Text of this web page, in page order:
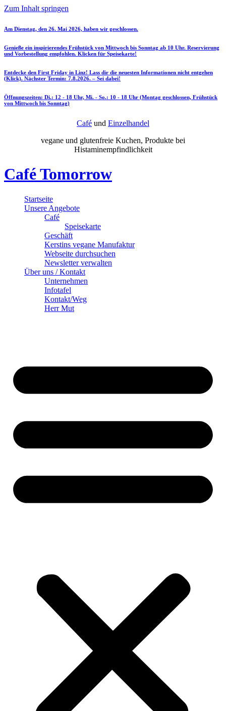
Zum Inhalt springen
Am Dienstag, den 26. Mai 2026, haben wir geschlossen.
Genieße ein inspirierendes Frühstück von Mittwoch bis Sonntag ab 10 Uhr. Reservierung
und Vorbestellung empfohlen. Klicken für Speisekarte!
Entdecke den First Friday in Linz! Lass dir die neuesten Informationen nicht entgehen
(Klick). Nächster Termin: 7.8.2026. – Sei dabei!
Öffnungszeiten: Di.: 12 - 18 Uhr, Mi. - So.: 10 - 18 Uhr (Montag geschlossen, Frühstück
von Mittwoch bis Sonntag)
Café und Einzelhandel
vegane und glutenfreie Kuchen, Produkte bei
Histaminempfindlichkeit
Café Tomorrow
Startseite
Unsere Angebote
Café
Speisekarte
Geschäft
Kerstins vegane Manufaktur
Webseite durchsuchen
Newsletter verwalten
Über uns / Kontakt
Unternehmen
Infotafel
Kontakt/Weg
Herr Mut